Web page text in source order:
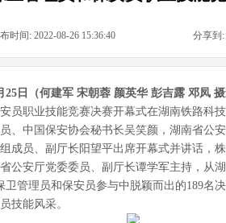
时间: 2022-08-26 15:36:40 分享到:
25日（何建军 宋朝蓉 颜英华 彭吉露 邓凤
员职业技能竞赛决赛开幕式在湖南铁路科
、中国保安协会秘书长吴笑颜，湖南省公
成员、副厅长阳望平出席开幕式并讲话，
公安厅党委委员、副厅长谭学军主持，从
卫管理员和保安员参与中脱颖而出的189名
技能风采。